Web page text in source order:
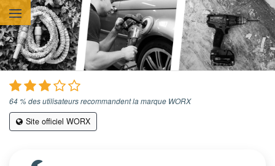
Aller au contenu principal
64 % des utilisateurs recommandent la marque WORX
Site officiel WORX